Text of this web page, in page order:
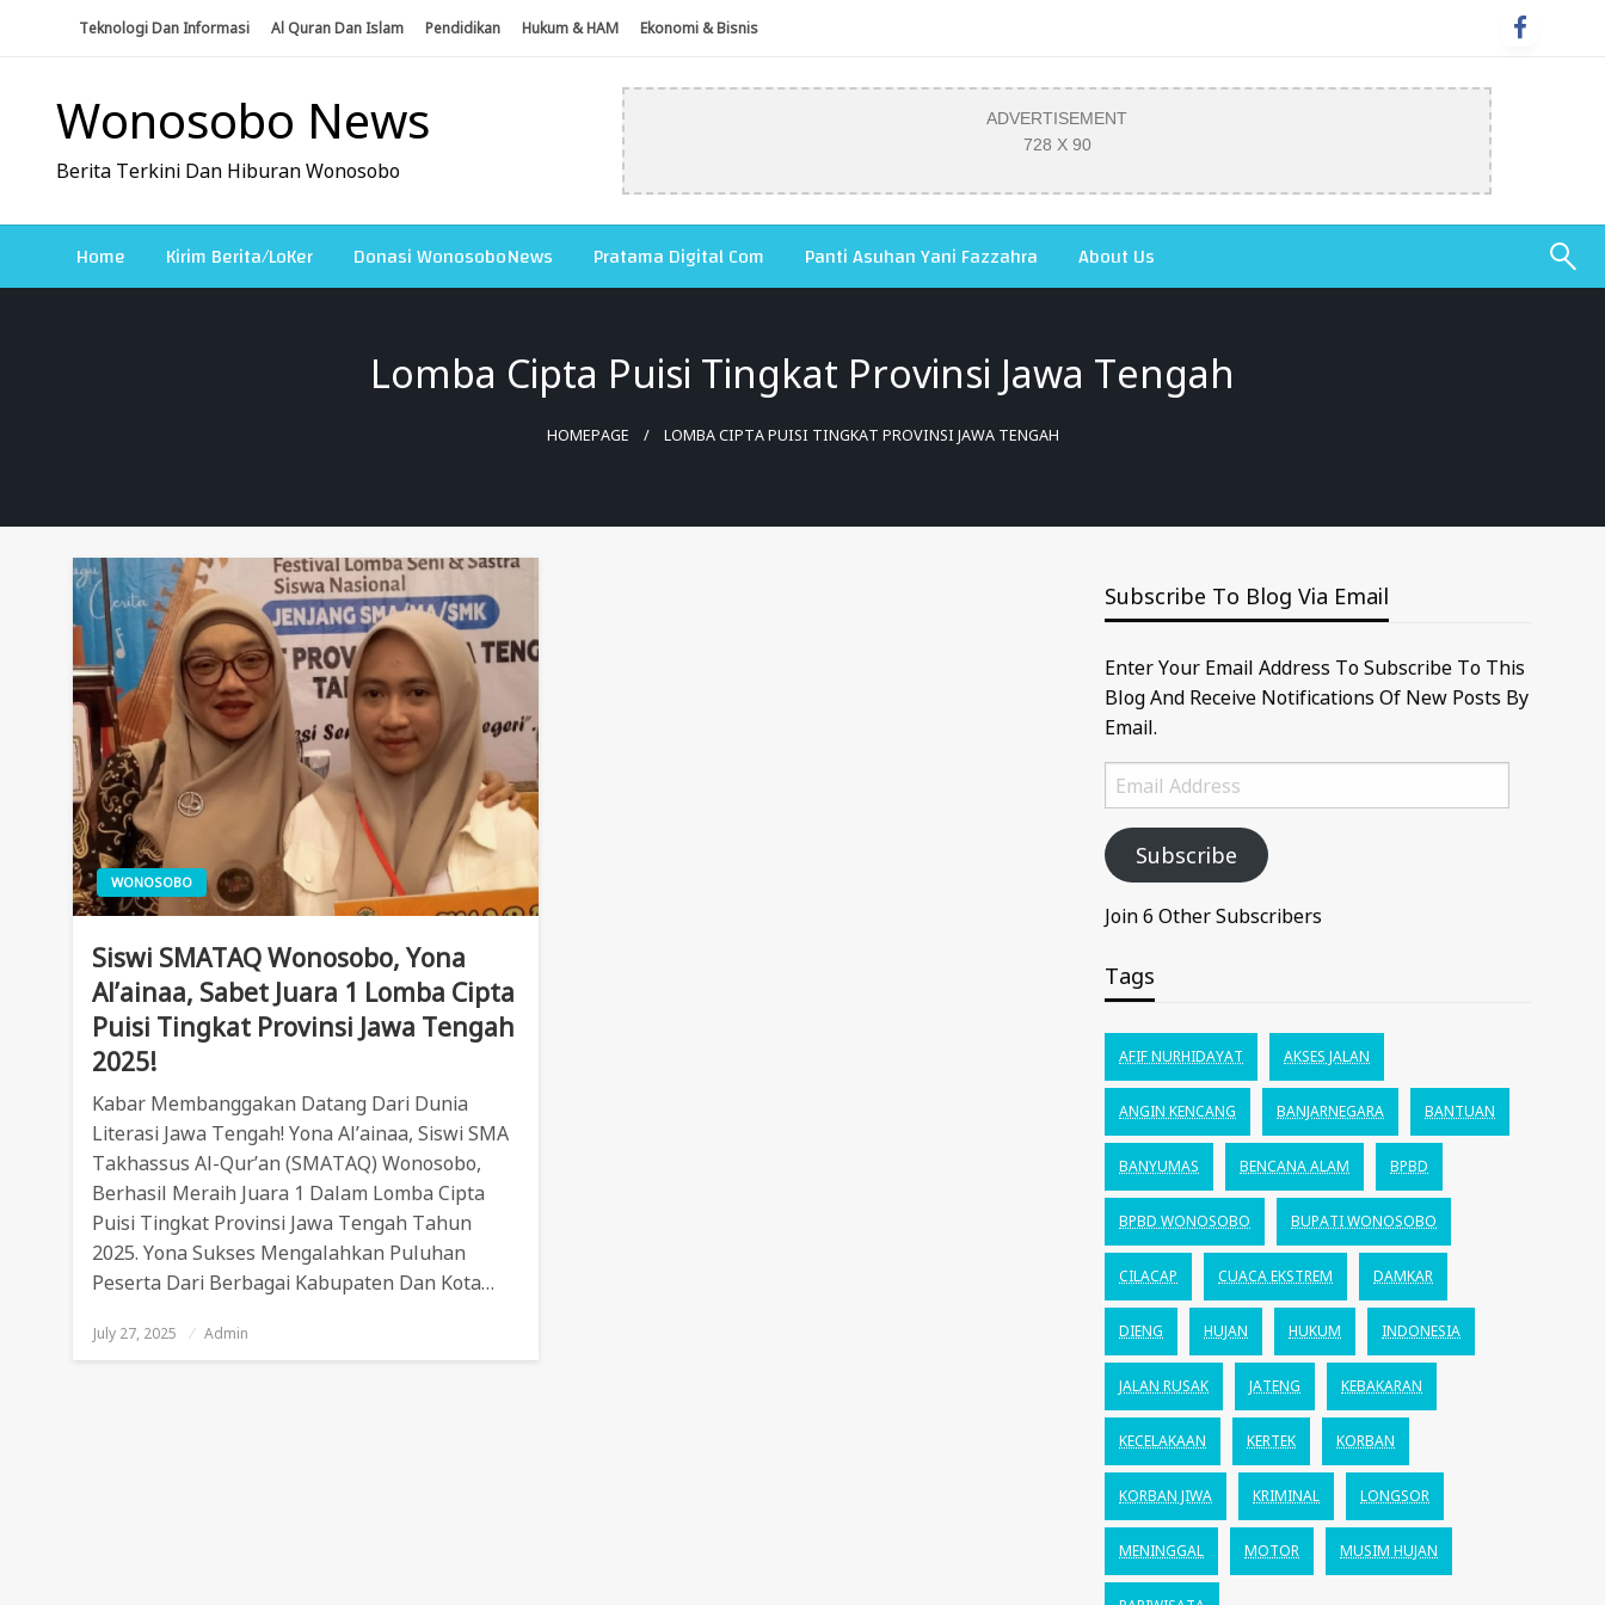
Teknologi Dan Informasi Al Quran Dan Islam Pendidikan Hukum & HAM Ekonomi & Bisnis
Wonosobo News
Berita Terkini Dan Hiburan Wonosobo
ADVERTISEMENT
728 X 90
Home Kirim Berita/LoKer Donasi WonosoboNews Pratama Digital Com Panti Asuhan Yani Fazzahra About Us
Lomba Cipta Puisi Tingkat Provinsi Jawa Tengah
HOMEPAGE LOMBA CIPTA PUISI TINGKAT PROVINSI JAWA TENGAH
WONOSOBO
Siswi SMATAQ Wonosobo, Yona
Al’ainaa, Sabet Juara 1 Lomba Cipta
Puisi Tingkat Provinsi Jawa Tengah
2025!
Kabar Membanggakan Datang Dari Dunia
Literasi Jawa Tengah! Yona Al’ainaa, Siswi SMA
Takhassus Al-Qur’an (SMATAQ) Wonosobo,
Berhasil Meraih Juara 1 Dalam Lomba Cipta
Puisi Tingkat Provinsi Jawa Tengah Tahun
2025. Yona Sukses Mengalahkan Puluhan
Peserta Dari Berbagai Kabupaten Dan Kota…
Posted
On
July 27, 2025 Admin
Subscribe To Blog Via Email
Enter Your Email Address To Subscribe To This
Blog And Receive Notifications Of New Posts By
Email.
Email
Address
Subscribe
Join 6 Other Subscribers
Tags
AFIF NURHIDAYAT AKSES JALAN
ANGIN KENCANG BANJARNEGARA BANTUAN
BANYUMAS BENCANA ALAM BPBD
BPBD WONOSOBO BUPATI WONOSOBO
CILACAP CUACA EKSTREM DAMKAR
DIENG HUJAN HUKUM INDONESIA
JALAN RUSAK JATENG KEBAKARAN
KECELAKAAN KERTEK KORBAN
KORBAN JIWA KRIMINAL LONGSOR
MENINGGAL MOTOR MUSIM HUJAN